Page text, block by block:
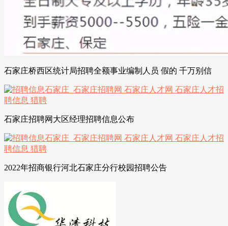
石家庄桥西区统计局招聘全额事业编制人员 假的 千万别信
石家庄招聘网大区经理招聘信息公布
2022年招商银行河北石家庄分行校园招聘公告